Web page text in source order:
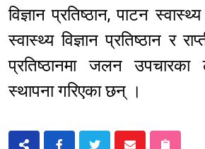
विज्ञान प्रतिष्ठान, पाटन
स्वास्थ्य विज्ञान प्रतिष्ठान र
प्रतिष्ठानमा जलन उपचारका
स्थापना गरिएका छन् ।